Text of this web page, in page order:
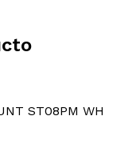
ST08PM WH